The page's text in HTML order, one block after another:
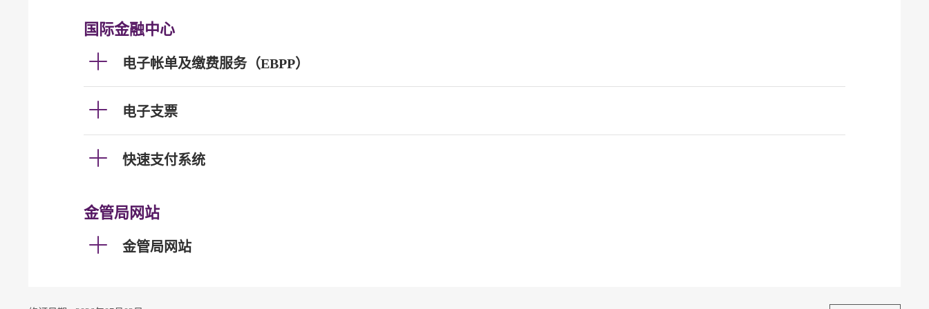
国际金融中心
电子帐单及缴费服务（EBPP）
电子支票
快速支付系统
金管局网站
金管局网站